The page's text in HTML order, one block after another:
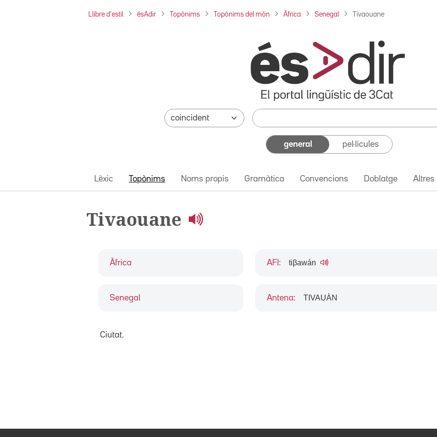
Llibre d'estil ésAdir Topònims Topònims del món Àfrica Senegal Tivaouane
general pel·lícules
Lèxic Topònims Noms propis Gramàtica Convencions Doblatge Altres
Tivaouane
Àfrica
Senegal
AFI : tiβawán
Antena: TIVAUÀN
Ciutat.